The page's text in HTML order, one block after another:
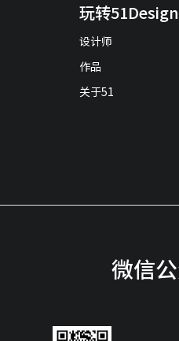
玩转51Design
设计师
作品
关于51
微信